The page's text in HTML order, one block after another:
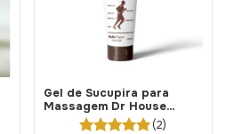
Gel de Sucupira para
Massagem Dr House
120ml-Bellaphytus(2)